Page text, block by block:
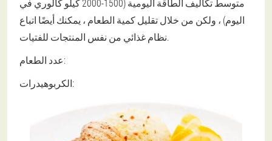
اليوم) ، ولكن من خلال تقليل كمية الطعام ، يمكنك أيضًا اتباع
نظام غذائي من نفس المنتجات للفتيات.
عدد الطعام:
الكربوهيدرات: